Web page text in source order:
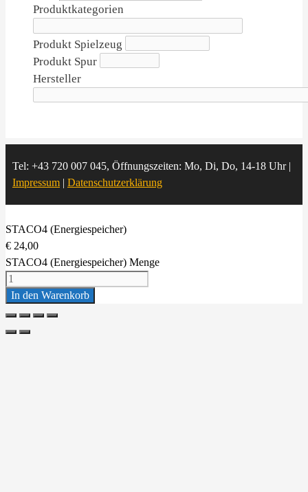
Produktkategorien
Produkt Spielzeug
Produkt Spur
Hersteller
Tel: +43 720 007 045, Öffnungszeiten: Mo, Di, Do, 14-18 Uhr |
Impressum | Datenschutzerklärung
STACO4 (Energiespeicher)
€ 24,00
STACO4 (Energiespeicher) Menge
In den Warenkorb